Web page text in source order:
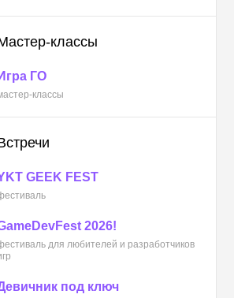
классы
Игра ГО
классы
GEEK FEST
2026!
для любителей и разработчиков
под ключ